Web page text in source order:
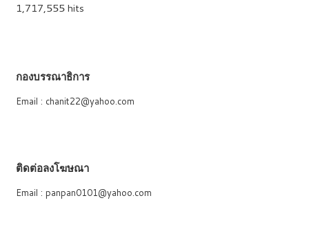
1,717,555 hits
กองบรรณาธิการ
Email : chanit22@yahoo.com
ติดต่อลงโฆษณา
Email : panpan0101@yahoo.com